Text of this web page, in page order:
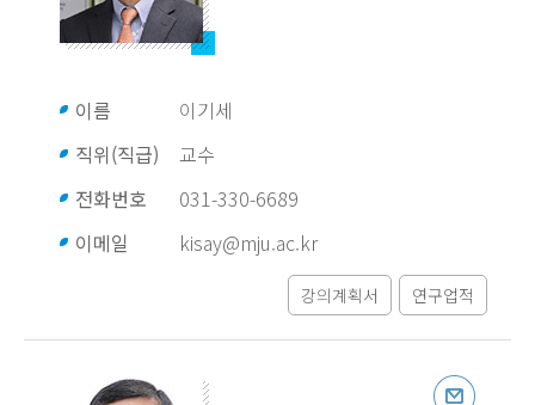
이름
이기세
직위(직급)
교수
전화번호
031-330-6689
이메일
kisay@mju.ac.kr
강의계획서 연구업적